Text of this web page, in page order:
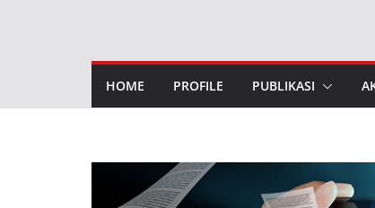
HOME PROFILE PUBLIKASI